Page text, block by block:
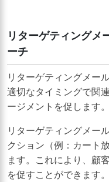
リターゲティングメ
ーチ
リターゲティングメー
適切なタイミングで関
ージメントを促します。
リターゲティングメー
クション（例：カート
ます。これにより、顧
を促すことができます。